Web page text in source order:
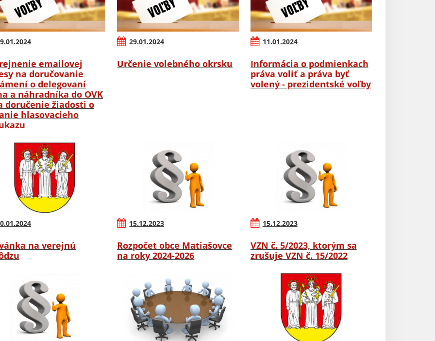
emailovej
na doručovanie
o delegovaní
a náhradníka do OVK
doručenie žiadosti o
hlasovacieho
29.01.2024
Určenie volebného okrsku
11.01.2024
Informácia o podmienkach
práva voliť a práva byť
volený - prezidentské voľby
na verejnú
15.12.2023
Rozpočet obce Matiašovce
na roky 2024-2026
15.12.2023
VZN č. 5/2023, ktorým sa
zrušuje VZN č. 15/2022